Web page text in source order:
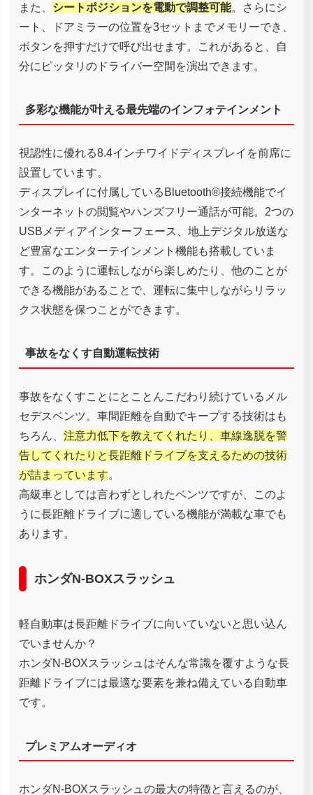
また、 シートポジションを電動で調整可能。さらにシ
ート、ドアミラーの位置を3セットまでメモリーでき、
ボタンを押すだけで呼び出せます。これがあると、自
分にピッタリのドライバー空間を演出できます。
多彩な機能が叶える最先端のインフォテインメント
視認性に優れる8.4インチワイドディスプレイを前席に
設置しています。
ディスプレイに付属しているBluetooth®接続機能でイ
ンターネットの閲覧やハンズフリー通話が可能。2つの
USBメディアインターフェース、地上デジタル放送な
ど豊富なエンターテインメント機能も搭載していま
す。このように運転しながら楽しめたり、他のことが
できる機能があることで、運転に集中しながらリラッ
クス状態を保つことができます。
事故をなくす自動運転技術
事故をなくすことにとことんこだわり続けているメル
セデスベンツ。車間距離を自動でキープする技術はも
ちろん、 注意力低下を教えてくれたり、車線逸脱を警
告してくれたりと長距離ドライブを支えるための技術
が詰まっています。
高級車としては言わずとしれたベンツですが、このよ
うに長距離ドライブに適している機能が満載な車でも
あります。
ホンダN-BOXスラッシュ
軽自動車は長距離ドライブに向いていないと思い込ん
でいませんか？
ホンダN-BOXスラッシュはそんな常識を覆すような長
距離ドライブには最適な要素を兼ね備えている自動車
です。
プレミアムオーディオ
ホンダN-BOXスラッシュの最大の特徴と言えるのが、